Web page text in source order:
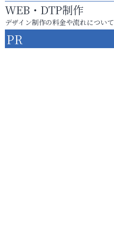
WEB・DTP制作
デザイン制作の料金や流れについて
PR